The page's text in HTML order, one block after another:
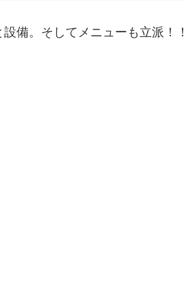
備。そしてメニューも立派！！